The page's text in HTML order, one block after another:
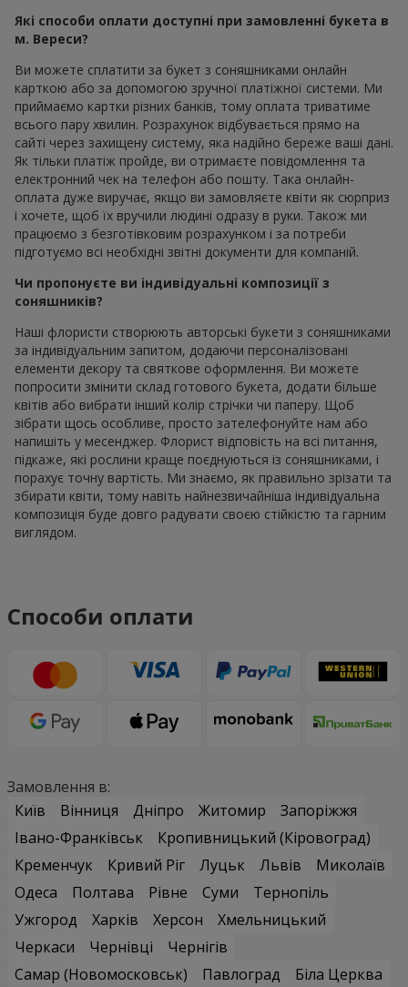
Які способи оплати доступні при замовленні букета в
м. Вереси?
Ви можете сплатити за букет з соняшниками онлайн
карткою або за допомогою зручної платіжної системи. Ми
приймаємо картки різних банків, тому оплата триватиме
всього пару хвилин. Розрахунок відбувається прямо на
сайті через захищену систему, яка надійно береже ваші дані.
Як тільки платіж пройде, ви отримаєте повідомлення та
електронний чек на телефон або пошту. Така онлайн-
оплата дуже виручає, якщо ви замовляєте квіти як сюрприз
і хочете, щоб їх вручили людині одразу в руки. Також ми
працюємо з безготівковим розрахунком і за потреби
підготуємо всі необхідні звітні документи для компаній.
Чи пропонуєте ви індивідуальні композиції з
соняшників?
Наші флористи створюють авторські букети з соняшниками
за індивідуальним запитом, додаючи персоналізовані
елементи декору та святкове оформлення. Ви можете
попросити змінити склад готового букета, додати більше
квітів або вибрати інший колір стрічки чи паперу. Щоб
зібрати щось особливе, просто зателефонуйте нам або
напишіть у месенджер. Флорист відповість на всі питання,
підкаже, які рослини краще поєднуються із соняшниками, і
порахує точну вартість. Ми знаємо, як правильно зрізати та
збирати квіти, тому навіть найнезвичайніша індивідуальна
композиція буде довго радувати своєю стійкістю та гарним
виглядом.
Способи оплати
Замовлення в:
Київ
Вінниця Дніпро Житомир
Запоріжжя
Івано-Франківськ
Кропивницький (Кіровоград)
Кременчук
Кривий Ріг Луцьк Львів
Миколаїв
Одеса
Полтава Рівне Суми
Тернопіль
Ужгород
Харків Херсон
Хмельницький
Черкаси
Чернівці
Чернігів
Самар (Новомосковськ)
Павлоград
Біла Церква